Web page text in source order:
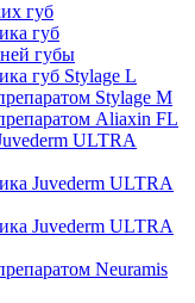
губ
губ
губы
губ Stylage L
Stylage M
Aliaxin FL
ULTRA
Juvederm ULTRA
Juvederm ULTRA
Neuramis